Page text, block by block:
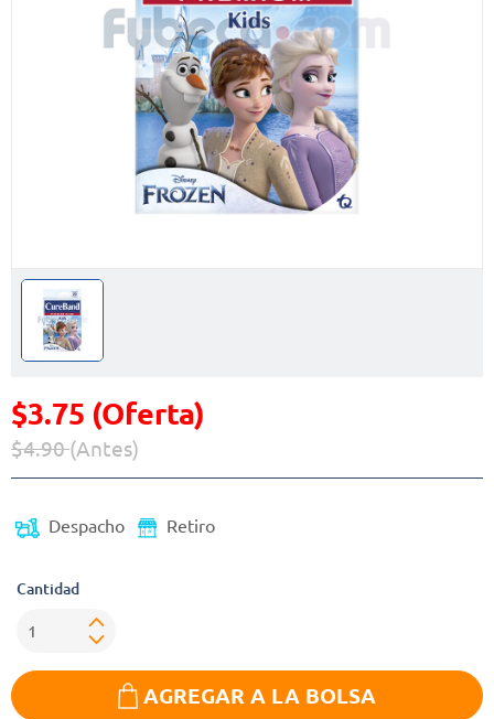
$3.75 (Oferta)
Precio reducido de
$4.90(Antes)
Despacho Retiro
Cantidad
AGREGAR A LA BOLSA